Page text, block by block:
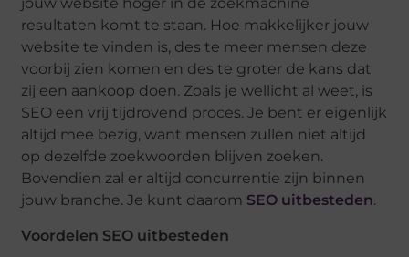
resultaten komt te staan. Hoe makkelijker jouw
website te vinden is, des te meer mensen deze
voorbij zien komen en des te groter de kans dat
zij een aankoop doen. Zoals je wellicht al weet, is
SEO een vrij tijdrovend proces. Je bent er eigenlijk
altijd mee bezig, want mensen zullen niet altijd
op dezelfde zoekwoorden blijven zoeken.
Bovendien zal er altijd concurrentie zijn binnen
jouw branche. Je kunt daarom SEO uitbesteden.
Voordelen SEO uitbesteden